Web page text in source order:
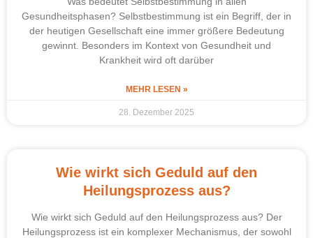
Gesundheitsphasen? Selbstbestimmung ist ein Begriff, der in
der heutigen Gesellschaft eine immer größere Bedeutung
gewinnt. Besonders im Kontext von Gesundheit und
Krankheit wird oft darüber
MEHR LESEN »
28. Dezember 2025
Wie wirkt sich Geduld auf den
Heilungsprozess aus?
Wie wirkt sich Geduld auf den Heilungsprozess aus? Der
Heilungsprozess ist ein komplexer Mechanismus, der sowohl